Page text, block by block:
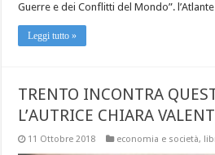
Guerre e dei Conflitti del Mondo”.
Leggi tutto »
TRENTO INCONTRA
L’AUTRICE CHIARA
11 Ottobre 2018 economia e società,